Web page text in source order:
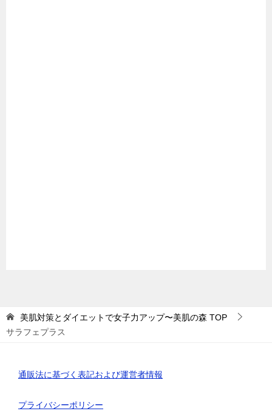
美肌対策とダイエットで女子力アップ〜美肌の森 TOP
サラフェプラス
通販法に基づく表記および運営者情報
プライバシーポリシー